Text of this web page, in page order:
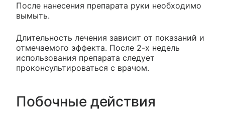
После нанесения препарата руки необходимо
вымыть.
Длительность лечения зависит от показаний и
отмечаемого эффекта. После 2-х недель
использования препарата следует
проконсультироваться с врачом.
Побочные действия